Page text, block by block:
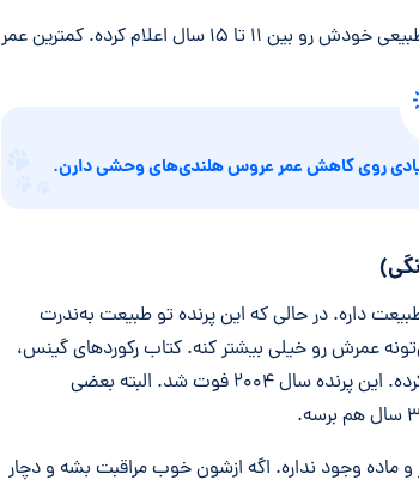
دانشگاه میشیگان میانگین طول عمر عروس هلندی در زیستگاه طبیعی خودش رو بین ۱۱ تا ۱۵ سال اعلام کرده. کمترین عمر
روی کاهش عمر عروس هلندی‌های وحشی دارن.
داره. در حالی که این پرنده تو طبیعت به‌ندرت
می‌تونه عمرش رو خیلی بیشتر کنه. کتاب رکوردهای گینس،
طول عمر یک عروس هلندی به اسم «پسر زیبا» رو ۲۹ سال ثبت کرده. این پرنده سال ۲۰۰۴ فوت شد. البته بعضی
وجود نداره. اگه ازشون خوب مراقبت بشه و دچار